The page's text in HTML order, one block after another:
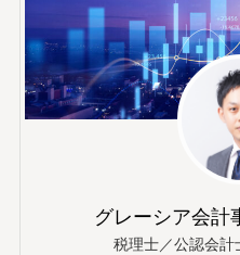
グレーシア会計
税理士／公認会計